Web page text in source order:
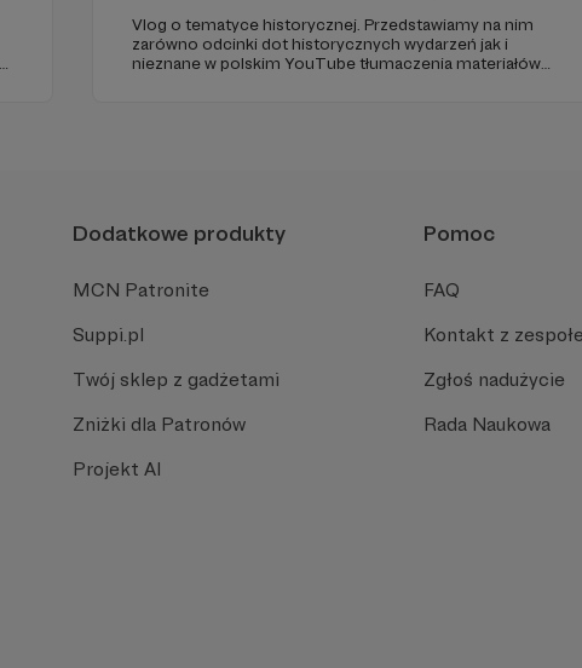
Vlog o tematyce historycznej. Przedstawiamy na nim
zarówno odcinki dot historycznych wydarzeń jak i
nieznane w polskim YouTube tłumaczenia materiałów
Dodatkowe produkty
MCN Patronite
Suppi.pl
Twój sklep z gadżetami
Zniżki dla Patronów
Projekt AI
Pomoc
FAQ
Kontakt z
Zgłoś nadużycie
Rada Naukowa